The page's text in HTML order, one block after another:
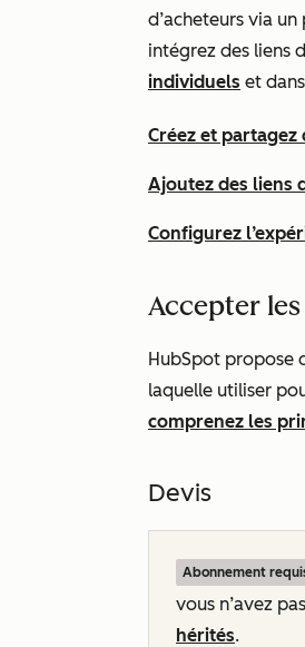
d’acheteurs via
intégrez des liens
individuels et dans
Créez et partagez
Ajoutez des liens
Configurez
Accepter
HubSpot propose
laquelle utiliser
comprenez les
Devis
Abonnement
vous n’avez
hérités.